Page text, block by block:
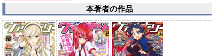
本著者の作品